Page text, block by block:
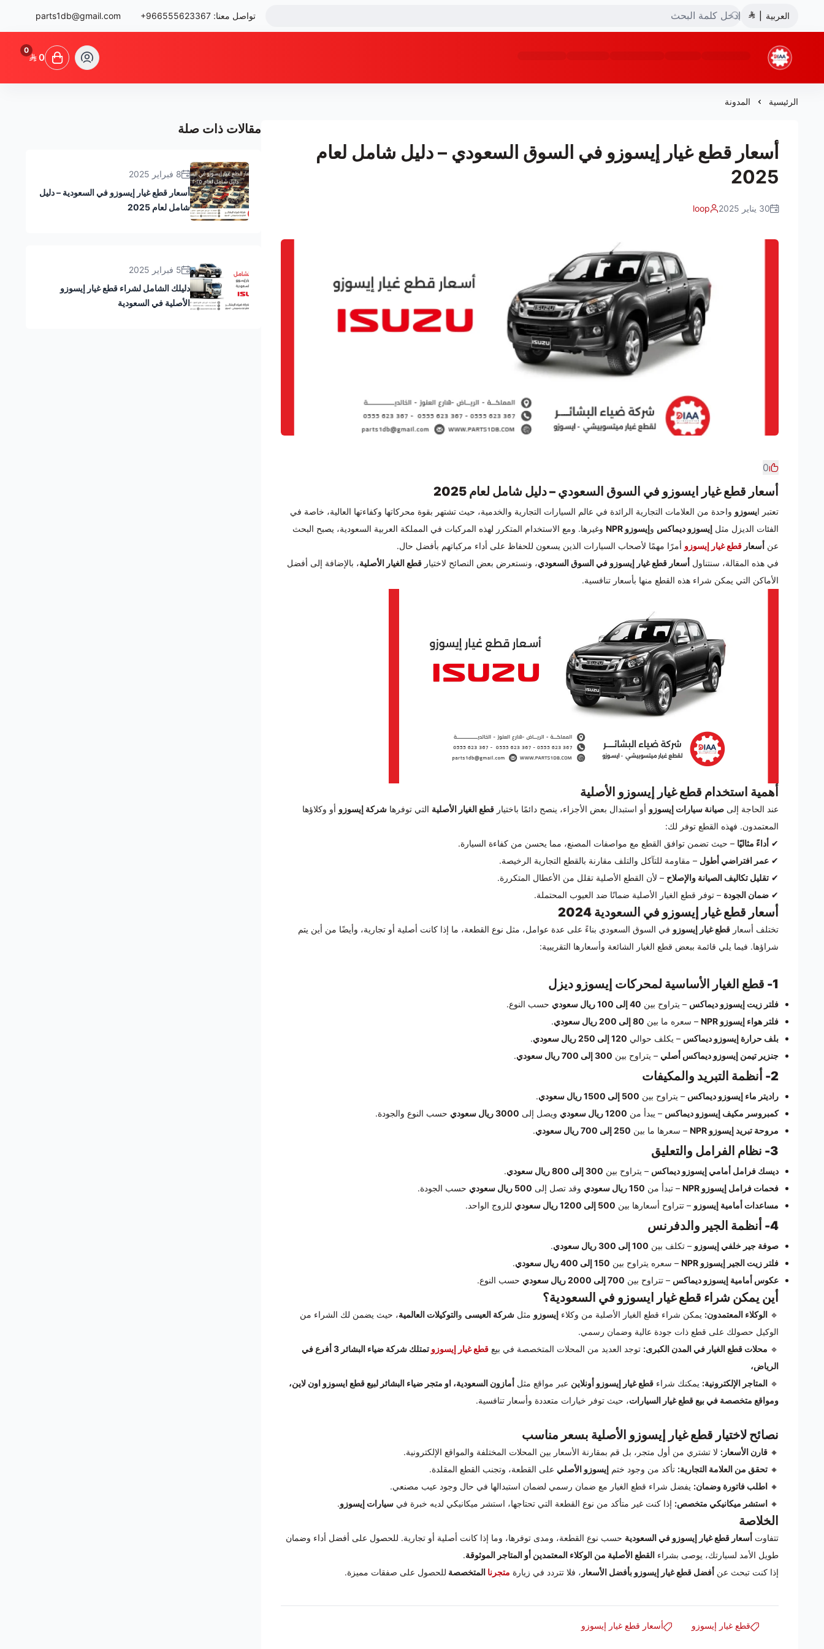
العربية تواصل معنا: +966555623367
parts1db@gmail.com
شركة ضياء البشائر للتجارة
0
0
الرئيسية المدونة
أسعار قطع غيار إيسوزو في السوق السعودي – دليل شامل لعام
2025
30 يناير 2025 loop
0
أسعار قطع غيار ايسوزو في السوق السعودي – دليل شامل لعام 2025
تعتبر ايسوزو واحدة من العلامات التجارية الرائدة في عالم السيارات التجارية والخدمية، حيث تشتهر بقوة محركاتها وكفاءتها العالية، خاصة في
الفئات الديزل مثل إيسوزو ديماكس وإيسوزو NPR
وغيرها. ومع الاستخدام المتكرر لهذه المركبات في المملكة العربية السعودية، يصبح البحث
عن أسعار قطع غيار إيسوزو أمرًا مهمًا لأصحاب السيارات الذين يسعون للحفاظ على أداء مركباتهم بأفضل حال.
في هذه المقالة، سنتناول أسعار قطع غيار إيسوزو في السوق السعودي، ونستعرض بعض النصائح لاختيار قطع الغيار الأصلية، بالإضافة إلى أفضل
الأماكن التي يمكن شراء هذه القطع منها بأسعار تنافسية.
أهمية استخدام قطع غيار إيسوزو الأصلية
عند الحاجة إلى صيانة سيارات إيسوزو أو استبدال بعض الأجزاء، ينصح دائمًا باختيار قطع الغيار الأصلية التي توفرها شركة إيسوزو أو وكلاؤها
المعتمدون. فهذه القطع توفر لك:
✔ أداءً مثاليًا – حيث تضمن توافق القطع مع مواصفات المصنع، مما يحسن من كفاءة السيارة.
✔ عمر افتراضي أطول – مقاومة للتآكل والتلف مقارنة بالقطع التجارية الرخيصة.
✔ تقليل تكاليف الصيانة والإصلاح – لأن القطع الأصلية تقلل من الأعطال المتكررة.
✔ ضمان الجودة – توفر قطع الغيار الأصلية ضمانًا ضد العيوب المحتملة.
أسعار قطع غيار إيسوزو في السعودية 2024
تختلف أسعار قطع غيار إيسوزو في السوق السعودي بناءً على عدة عوامل، مثل نوع القطعة، ما إذا كانت أصلية أو تجارية، وأيضًا من أين يتم
شراؤها. فيما يلي قائمة ببعض قطع الغيار الشائعة وأسعارها التقريبية:
1- قطع الغيار الأساسية لمحركات إيسوزو ديزل
فلتر زيت إيسوزو ديماكس – يتراوح بين 40 إلى 100 ريال سعودي
حسب النوع.
فلتر هواء إيسوزو NPR
– سعره ما بين 80 إلى 200 ريال سعودي
.
بلف حرارة إيسوزو ديماكس – يكلف حوالي 120 إلى 250 ريال سعودي
.
جنزير تيمن إيسوزو ديماكس أصلي – يتراوح بين 300 إلى 700 ريال سعودي .
2- أنظمة التبريد والمكيفات
راديتر ماء إيسوزو ديماكس – يتراوح بين 500 إلى 1500 ريال سعودي
.
كمبروسر مكيف إيسوزو ديماكس – يبدأ من 1200 ريال سعودي ويصل إلى 3000 ريال سعودي
حسب النوع والجودة.
مروحة تبريد إيسوزو NPR
– سعرها ما بين 250 إلى 700 ريال سعودي .
3- نظام الفرامل والتعليق
ديسك فرامل أمامي إيسوزو ديماكس – يتراوح بين 300 إلى 800 ريال سعودي
.
فحمات فرامل إيسوزو NPR
– تبدأ من 150 ريال سعودي وقد تصل إلى 500 ريال سعودي
حسب الجودة.
مساعدات أمامية إيسوزو – تتراوح أسعارها بين 500 إلى 1200 ريال سعودي للزوج الواحد.
4- أنظمة الجير والدفرنس
صوفة جير خلفي إيسوزو – تكلف بين 100 إلى 300 ريال سعودي
.
فلتر زيت الجير إيسوزو NPR
– سعره يتراوح بين 150 إلى 400 ريال سعودي
.
عكوس أمامية إيسوزو ديماكس – تتراوح بين 700 إلى 2000 ريال سعودي حسب النوع.
أين يمكن شراء قطع غيار ايسوزو في السعودية؟
🔹 الوكلاء المعتمدون: يمكن شراء قطع الغيار الأصلية من وكلاء إيسوزو مثل شركة العيسى والتوكيلات العالمية، حيث يضمن لك الشراء من
الوكيل حصولك على قطع ذات جودة عالية وضمان رسمي.
🔹 محلات قطع الغيار في المدن الكبرى: توجد العديد من المحلات المتخصصة في بيع قطع غيار إيسوزو
تمتلك شركة ضياء البشائر 3 أفرع في
الرياض،
🔹 المتاجر الإلكترونية: يمكنك شراء قطع غيار إيسوزو أونلاين عبر مواقع مثل أمازون السعودية، او متجر ضياء البشائر لبيع قطع ايسوزو اون لاين،
ومواقع متخصصة في بيع قطع غيار السيارات، حيث توفر خيارات متعددة وأسعار تنافسية.
نصائح لاختيار قطع غيار إيسوزو الأصلية بسعر مناسب
🔸 قارن الأسعار: لا تشتري من أول متجر، بل قم بمقارنة الأسعار بين المحلات المختلفة والمواقع الإلكترونية.
🔸 تحقق من العلامة التجارية: تأكد من وجود ختم إيسوزو الأصلي على القطعة، وتجنب القطع المقلدة.
🔸 اطلب فاتورة وضمان: يفضل شراء قطع الغيار مع ضمان رسمي لضمان استبدالها في حال وجود عيب مصنعي.
🔸 استشر ميكانيكي متخصص: إذا كنت غير متأكد من نوع القطعة التي تحتاجها، استشر ميكانيكي لديه خبرة في سيارات إيسوزو.
الخلاصة
تتفاوت أسعار قطع غيار إيسوزو في السعودية حسب نوع القطعة، ومدى توفرها، وما إذا كانت أصلية أو تجارية. للحصول على أفضل أداء وضمان
طويل الأمد لسيارتك، يوصى بشراء القطع الأصلية من الوكلاء المعتمدين أو المتاجر الموثوقة.
إذا كنت تبحث عن أفضل قطع غيار إيسوزو بأفضل الأسعار ، فلا تتردد في زيارة متجرنا المتخصصة للحصول على صفقات مميزة.
قطع غيار إيسوزو أسعار قطع غيار إيسوزو
مقالات ذات صلة
8 فبراير 2025
أسعار قطع غيار إيسوزو في السعودية – دليل
شامل لعام 2025
5 فبراير 2025
دليلك الشامل لشراء قطع غيار إيسوزو
الأصلية في السعودية